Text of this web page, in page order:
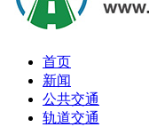
首页
新闻
公共交通
轨道交通